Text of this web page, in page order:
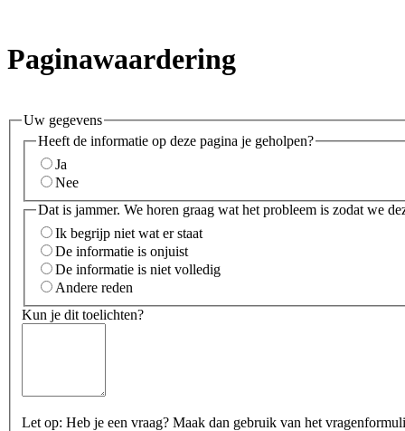
Paginawaardering
Uw gegevens
Heeft de informatie op deze pagina je geholpen?
Ja
Nee
Dat is jammer. We horen graag wat het probleem is zodat we
Ik begrijp niet wat er staat
De informatie is onjuist
De informatie is niet volledig
Andere reden
Kun je dit toelichten?
Let op: Heb je een vraag? Maak dan gebruik van het